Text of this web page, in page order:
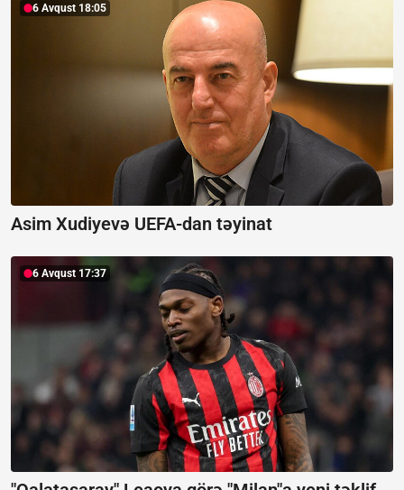
6 Avqust 18:05
Asim Xudiyevə UEFA-dan təyinat
6 Avqust 17:37